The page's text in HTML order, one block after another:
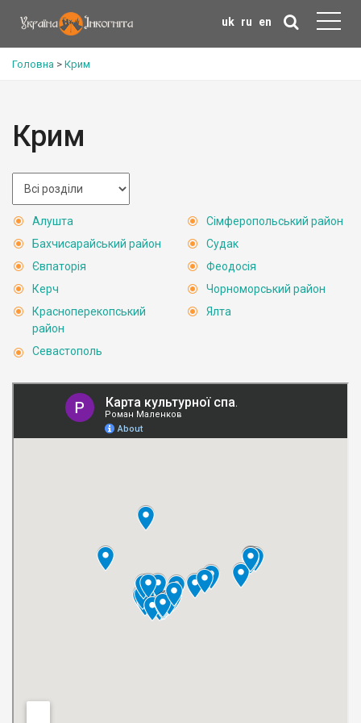
uk ru en
Головна > Крим
Крим
Алушта
Бахчисарайський район
Євпаторія
Керч
Красноперекопський
район
Севастополь
Сімферопольський район
Судак
Феодосія
Чорноморський район
Ялта